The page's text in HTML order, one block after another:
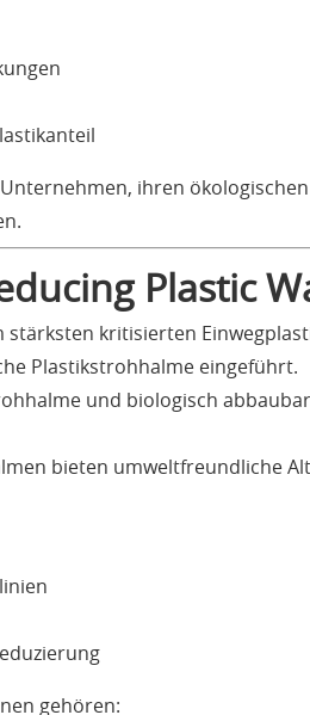
ihren
Plastic
kritisierten
Plastikstrohhalme eingeführt.
und biologisch
bieten umweltfreundliche
gehören: